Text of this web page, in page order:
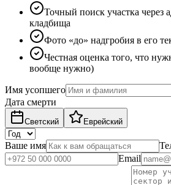
Точный поиск участка через
кладбища
Фото «до» надгробия в его
Честная оценка того, что
вообще нужно)
Имя усопшего
Дата смерти
Светский Еврейский
Ваше имя
Email